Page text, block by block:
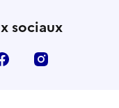
sociaux
Facebook